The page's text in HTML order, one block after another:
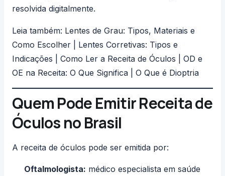
resolvida digitalmente.
Leia também: Lentes de Grau: Tipos, Materiais e
Como Escolher
Lentes Corretivas: Tipos e
Indicações
Como Ler a Receita de Óculos
OD e
OE na Receita: O Que Significa
O Que é Dioptria
Quem Pode Emitir Receita de
Óculos no Brasil
A receita de óculos pode ser emitida por:
Oftalmologista: médico especialista em saúde